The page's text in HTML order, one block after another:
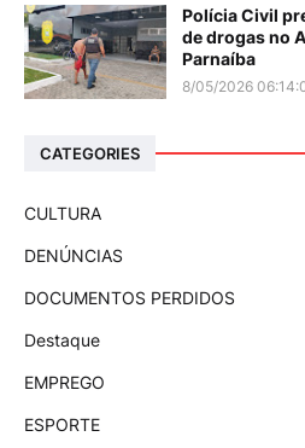
Polícia Civil
de drogas no
Parnaíba
8/05/2026
CATEGORIES
CULTURA
DENÚNCIAS
DOCUMENTOS PERDIDOS
Destaque
EMPREGO
ESPORTE